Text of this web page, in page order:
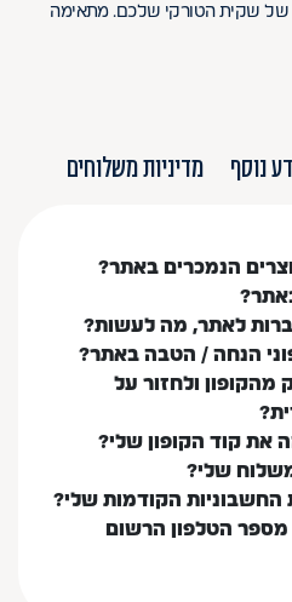
של שקית הטורקי שלכם. מתאימה
נוסף מדיניות משלוחים
הנמכרים באתר?
לאתר, מה לעשות?
הנחה / הטבה באתר?
ולחזור על
את קוד הקופון שלי?
שלי?
החשבוניות הקודמות שלי?
מספר הטלפון הרשום